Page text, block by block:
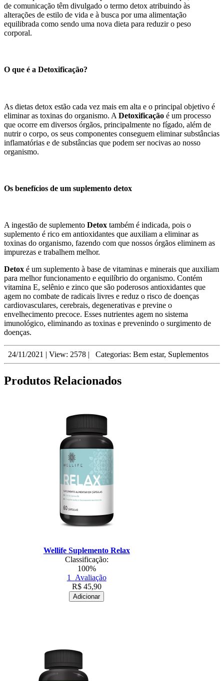
de comunicação têm divulgado o termo detox atribuindo às
alterações de estilo de vida e à busca por uma alimentação
equilibrada como sendo uma nova dieta para reduzir o peso
corporal.
O que é a Detoxificação?
As dietas detox estão cada vez mais em alta e o principal objetivo é
eliminar as toxinas do organismo. A Detoxificação é um processo
que ocorre em diversos órgãos, principalmente no fígado, além de
nutrir o corpo, os seus componentes conseguem eliminar substâncias
inflamatórias e de substâncias que podem ser nocivas ao nosso
organismo.
Os benefícios de um suplemento detox
A ingestão de suplemento Detox também é indicada, pois o
suplemento é rico em antioxidantes que auxiliam a eliminar as
toxinas do organismo, fazendo com que nossos órgãos eliminem as
impurezas e trabalhem melhor.
Detox é um suplemento à base de vitaminas e minerais que auxiliam
para melhor funcionamento e equilíbrio do organismo. Contém
vitamina E, selênio e zinco que são poderosos antioxidantes que
agem no combate de radicais livres e reduz o risco de doenças
cardiovasculares, cerebrais, degenerativas e previne o
envelhecimento precoce. Esses nutrientes agem no sistema
imunológico, eliminando as toxinas e prevenindo o surgimento de
doenças.
24/11/2021 | View: 2578 | Categorias: Bem estar, Suplementos
Produtos Relacionados
Wellife Suplemento Relax
Classificação:
100%
1 Avaliação
R$ 45,90
Adicionar